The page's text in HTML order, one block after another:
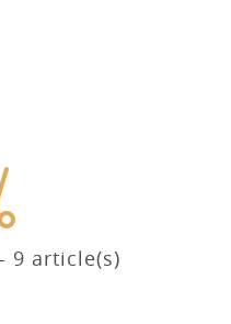
9 article(s)